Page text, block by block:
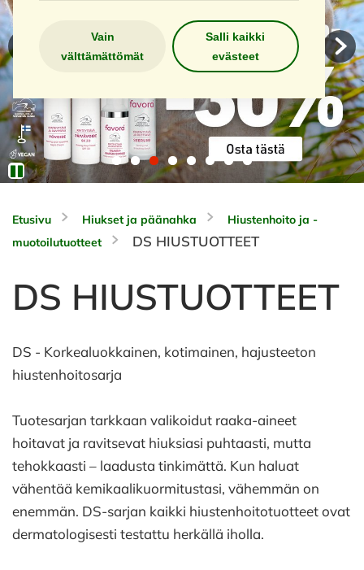
Vain
välttämättömät
Salli kaikki
evästeet
Etusivu Hiukset ja päänahka
Hiustenhoito ja -
muotoilutuotteet
DS HIUSTUOTTEET
DS HIUSTUOTTEET
DS - Korkealuokkainen, kotimainen, hajusteeton
hiustenhoitosarja
Tuotesarjan tarkkaan valikoidut raaka-aineet
hoitavat ja ravitsevat hiuksiasi puhtaasti, mutta
tehokkaasti – laadusta tinkimättä. Kun haluat
vähentää kemikaalikuormitustasi, vähemmän on
enemmän. DS-sarjan kaikki hiustenhoitotuotteet ovat
dermatologisesti testattu herkällä iholla.